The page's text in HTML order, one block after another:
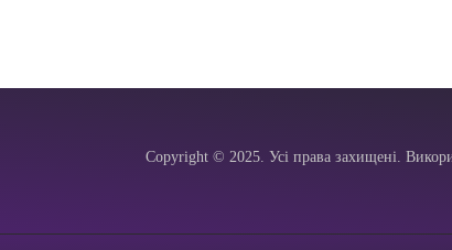
Copyright © 2025. Усі права захищені.